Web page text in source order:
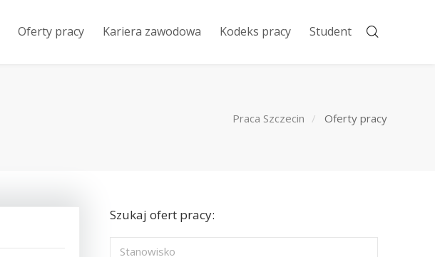
Oferty pracy Kariera zawodowa Kodeks pracy Student
Praca Szczecin Oferty pracy
Szukaj ofert pracy: